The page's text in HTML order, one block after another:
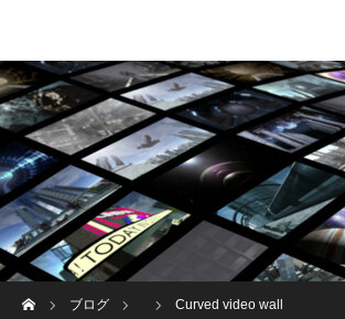
ブログ
Curved video wall